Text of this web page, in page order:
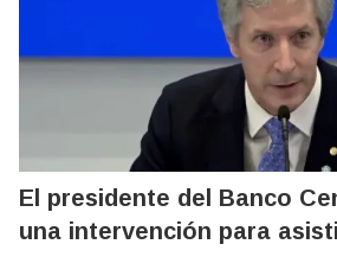
El presidente del Banco
una intervención para